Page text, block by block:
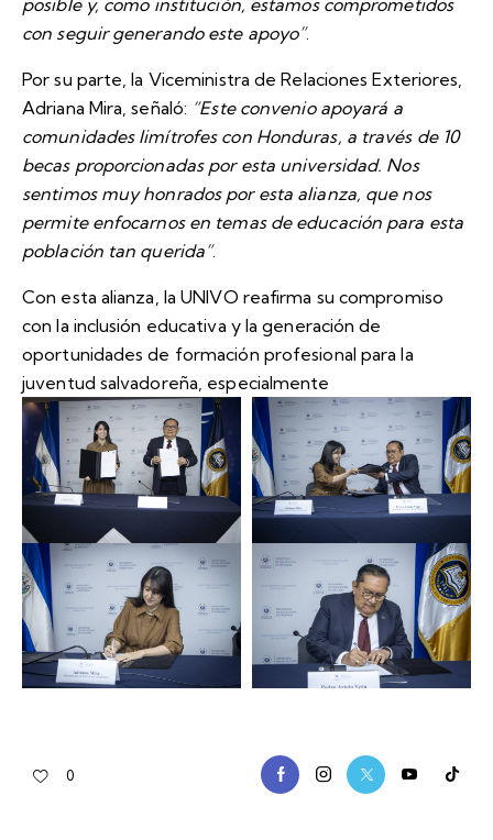
posible y, como institución, estamos comprometidos
con seguir generando este apoyo”.
Por su parte, la Viceministra de Relaciones Exteriores,
Adriana Mira, señaló: “Este convenio apoyará a
comunidades limítrofes con Honduras, a través de 10
becas proporcionadas por esta universidad. Nos
sentimos muy honrados por esta alianza, que nos
permite enfocarnos en temas de educación para esta
población tan querida”.
Con esta alianza, la UNIVO reafirma su compromiso
con la inclusión educativa y la generación de
oportunidades de formación profesional para la
juventud salvadoreña, especialmente
0